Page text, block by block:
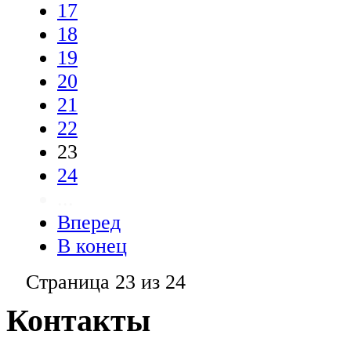
17
18
19
20
21
22
23
24
Вперед
В конец
Страница 23 из 24
Контакты